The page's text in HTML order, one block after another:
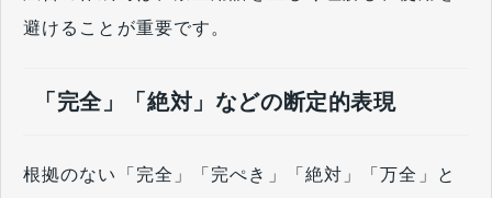
避けることが重要です。
「完全」「絶対」などの断定的表現
根拠のない「完全」「完ぺき」「絶対」「万全」と